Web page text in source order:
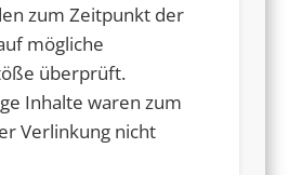
zum Zeitpunkt der
mögliche
überprüft.
Inhalte waren zum
Verlinkung nicht